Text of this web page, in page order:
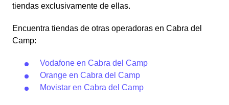
tiendas exclusivamente de ellas.
Encuentra tiendas de otras operadoras en Cabra del
Camp:
Vodafone en Cabra del Camp
Orange en Cabra del Camp
Movistar en Cabra del Camp